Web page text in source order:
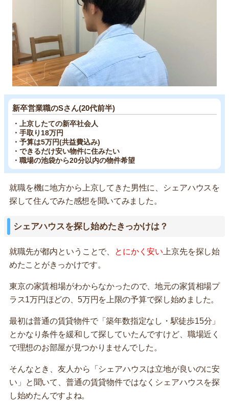
新卒営業職のSさん(20代前半)
・上京したての新卒社会人
・手取り18万円
・予算は5万円(共益費込み)
・できるだけ安い物件に住みたい
・職場の池袋から20分以内の物件希望
就職を機に地方から上京してきた男性に、シェアハウスを
探して住んでみた感想を聞いてみました。
シェアハウスを探し始めたきっかけは？
就職先が都内ということで、 とにかく安い 上京先を探し始
めたことがきっかけです。
東京の家賃相場がわからなかったので、地元の家賃相場プ
ラス1万円ほどの、5万円を上限の予算で探し始めました。
最初は普通の賃貸物件で「築年数指定なし・駅徒歩15分」
とかなり条件を緩和して探していたんですけど、職場近く
で理想のお部屋が見つかりませんでした。
そんなとき、友人から「シェアハウスは立地が良いのに安
い」と聞いて、普通の賃貸物件ではなくシェアハウスを探
し始めたんですよね。